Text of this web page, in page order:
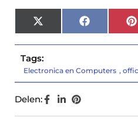
X
(Twitter)
Facebook
Tags:
Electronica en Computers ,
Delen: